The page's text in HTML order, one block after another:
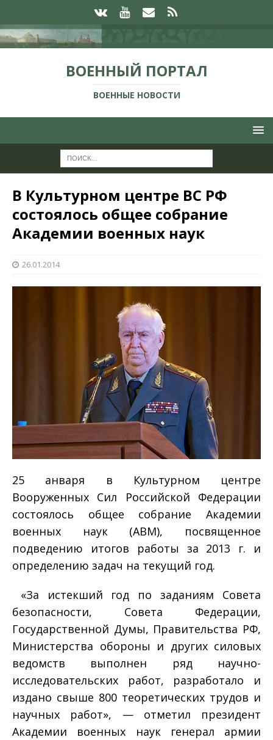
ВОЕННЫЙ ПОРТАЛ
ВОЕННЫЕ НОВОСТИ
В Культурном центре ВС РФ
состоялось общее собрание
Академии военных наук
26.01.2014
25 анваря в Культурном центре
Вооруженных Сил Российской Федерации
состоялось общее собрание Академии
военных наук (АВМ), посвященное
подведению итогов работы за 2013 г. и
определению задач на текущий год.
«За истекший год по заданиям Совета
безопасности, Совета Федерации,
Государственной Думы, Правительства РФ,
Министерства обороны и других силовых
ведомств выполнен ряд научно-
исследовательских работ, разработало и
издано свыше 800 теоретических трудов и
научных работ», — отметил президент
Академии военных наук генерал армии